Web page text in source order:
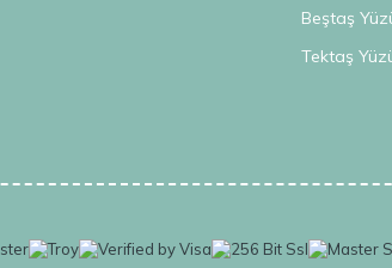
Beştaş
Tektaş